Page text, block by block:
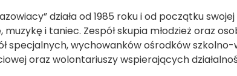
działa od 1985 roku i od początku
i taniec. Zespół skupia młodzież oraz
specjalnych, wychowanków ośrodków
oraz wolontariuszy wspierających